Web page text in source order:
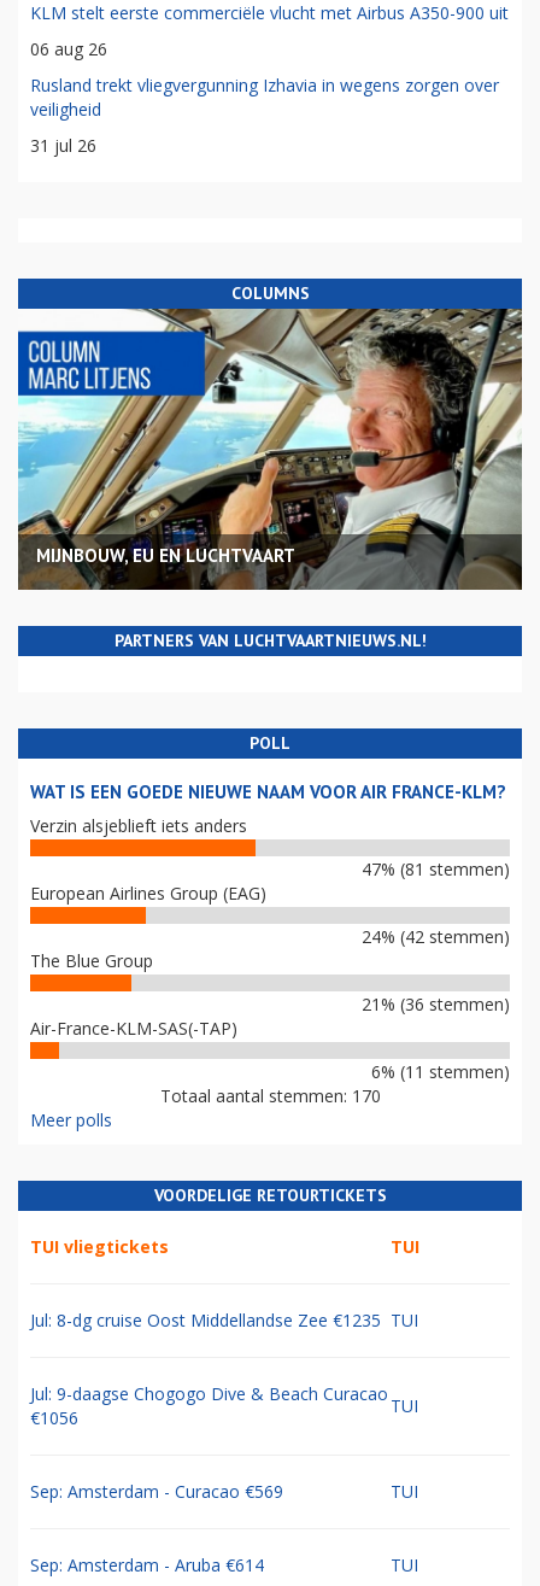
KLM stelt eerste commerciële vlucht met Airbus A350-900 uit
06 aug 26
Rusland trekt vliegvergunning Izhavia in wegens zorgen over
veiligheid
31 jul 26
COLUMNS
MIJNBOUW, EU EN LUCHTVAART
PARTNERS VAN LUCHTVAARTNIEUWS.NL!
POLL
WAT IS EEN GOEDE NIEUWE NAAM VOOR AIR FRANCE-KLM?
Verzin alsjeblieft iets anders
47% (81 stemmen)
European Airlines Group (EAG)
24% (42 stemmen)
The Blue Group
21% (36 stemmen)
Air-France-KLM-SAS(-TAP)
6% (11 stemmen)
Totaal aantal stemmen: 170
Meer polls
VOORDELIGE RETOURTICKETS
TUI vliegtickets TUI
Jul: 8-dg cruise Oost Middellandse Zee €1235 TUI
Jul: 9-daagse Chogogo Dive & Beach Curacao
€1056
TUI
Sep: Amsterdam - Curacao €569 TUI
Sep: Amsterdam - Aruba €614 TUI